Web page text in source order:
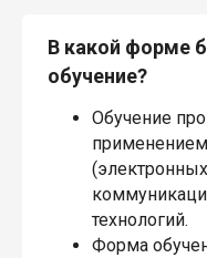
В какой форме
обучение?
Обучение
технологий.
Форма